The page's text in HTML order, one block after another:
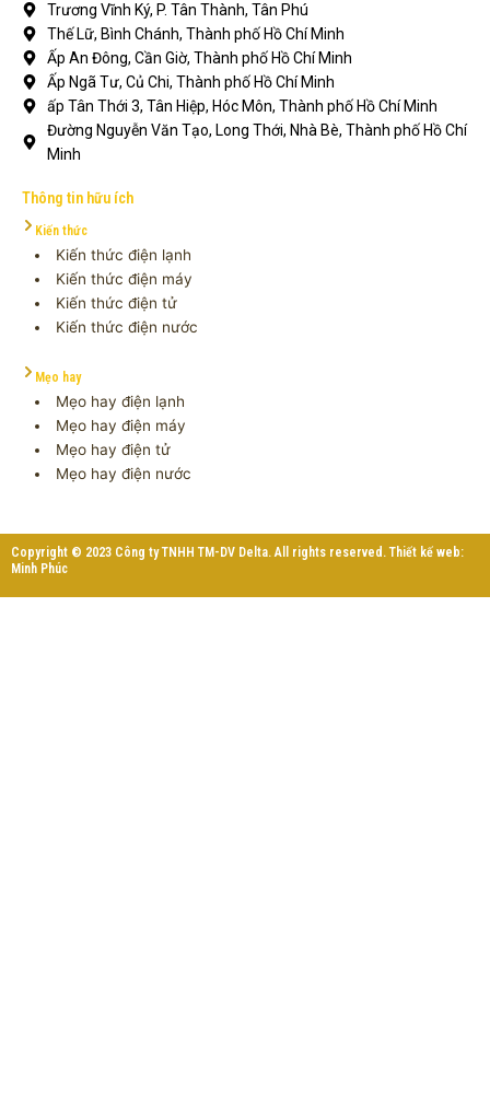
Trương Vĩnh Ký, P. Tân Thành, Tân Phú
Thế Lữ, Bình Chánh, Thành phố Hồ Chí Minh
Ấp An Đông, Cần Giờ, Thành phố Hồ Chí Minh
Ấp Ngã Tư, Củ Chi, Thành phố Hồ Chí Minh
ấp Tân Thới 3, Tân Hiệp, Hóc Môn, Thành phố Hồ Chí Minh
Đường Nguyễn Văn Tạo, Long Thới, Nhà Bè, Thành phố Hồ Chí
Minh
Thông tin hữu ích
Kiến thức
Kiến thức điện lạnh
Kiến thức điện máy
Kiến thức điện tử
Kiến thức điện nước
Mẹo hay
Mẹo hay điện lạnh
Mẹo hay điện máy
Mẹo hay điện tử
Mẹo hay điện nước
Copyright © 2023 Công ty TNHH TM-DV Delta. All rights reserved. Thiết kế web:
Minh Phúc